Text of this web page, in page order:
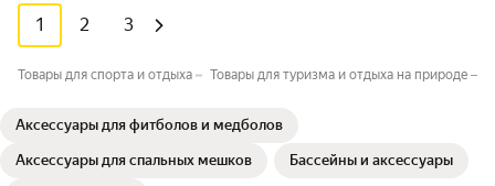
1 2 3
Товары для спорта и отдыха Товары для туризма и отдыха на природе
Аксессуары для фитболов и медболов
Аксессуары для спальных мешков Бассейны и аксессуары